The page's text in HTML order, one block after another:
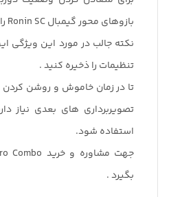
بازوهای محور گیمبال Ronin SC را در یک راستا قفل کنید.
نکته جالب در مورد این ویژگی
تنظیمات را ذخیره کنید .
تا در زمان خاموش و روشن کردن
تصویربرداری های بعدی نیاز
استفاده شود.
جهت مشاوره و خرید Ronin-SC Pro Combo با ما
بگیرد .